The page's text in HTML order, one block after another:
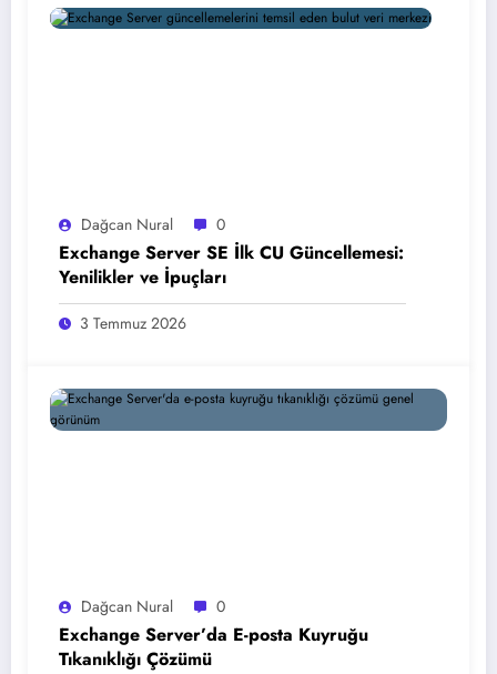
Dağcan Nural 0
Exchange Server SE İlk CU Güncellemesi:
Yenilikler ve İpuçları
3 Temmuz 2026
Dağcan Nural 0
Exchange Server’da E-posta Kuyruğu
Tıkanıklığı Çözümü